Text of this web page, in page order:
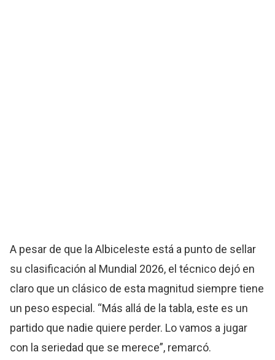
A pesar de que la Albiceleste está a punto de sellar
su clasificación al Mundial 2026, el técnico dejó en
claro que un clásico de esta magnitud siempre tiene
un peso especial. “Más allá de la tabla, este es un
partido que nadie quiere perder. Lo vamos a jugar
con la seriedad que se merece”, remarcó.